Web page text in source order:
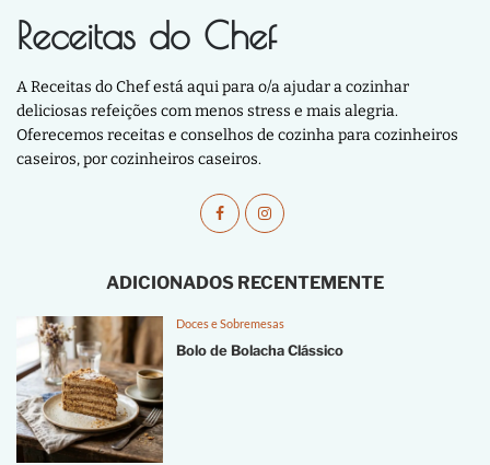
Receitas do Chef
A Receitas do Chef está aqui para o/a ajudar a cozinhar
deliciosas refeições com menos stress e mais alegria.
Oferecemos receitas e conselhos de cozinha para cozinheiros
caseiros, por cozinheiros caseiros.
ADICIONADOS RECENTEMENTE
Doces e Sobremesas
Bolo de Bolacha Clássico